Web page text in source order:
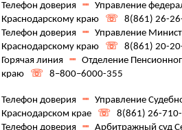
Телефон доверия ┉ Управление
Краснодарскому краю
☏ 8(861) 26-
Телефон доверия ┉ Управление
Краснодарскому краю
☏ 8(861) 20-
Горячая линия ┉ Отделение
краю
☏ 8–800–6000-355
Телефон доверия ┉ Управление
Краснодарском крае
☏ 8(861) 26-
Телефон доверия ┉ Арбитражный суд